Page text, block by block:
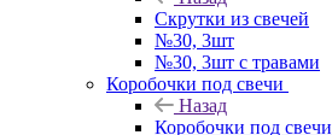
Скрутки из свечей
№30, 3шт
№30, 3шт с травами
Коробочки под свечи
Назад
Коробочки под свечи